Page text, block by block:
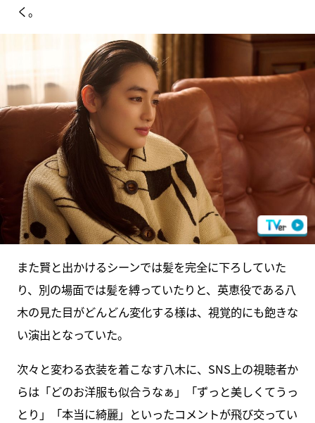
く。
また賢と出かけるシーンでは髪を完全に下ろしていた
り、別の場面では髪を縛っていたりと、英恵役である八
木の見た目がどんどん変化する様は、視覚的にも飽きな
い演出となっていた。
次々と変わる衣装を着こなす八木に、SNS上の視聴者か
らは「どのお洋服も似合うなぁ」「ずっと美しくてうっ
とり」「本当に綺麗」といったコメントが飛び交ってい